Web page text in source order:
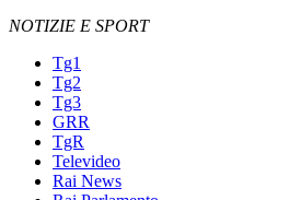
NOTIZIE E SPORT
Tg1
Tg2
Tg3
GRR
TgR
Televideo
Rai News